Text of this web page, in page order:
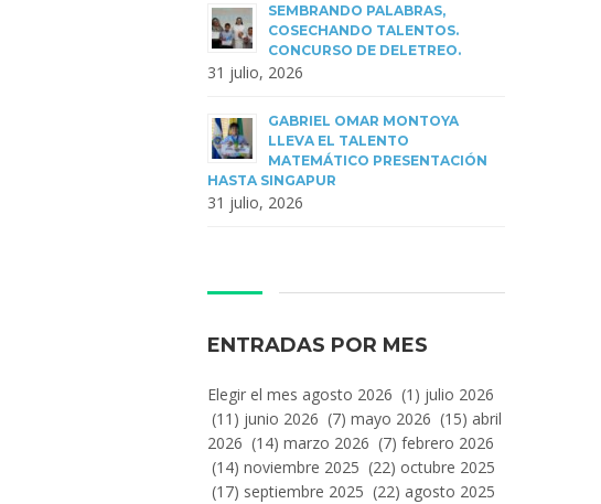
SEMBRANDO PALABRAS,
COSECHANDO TALENTOS.
CONCURSO DE DELETREO.
31 julio, 2026
GABRIEL OMAR MONTOYA
LLEVA EL TALENTO
MATEMÁTICO PRESENTACIÓN
HASTA SINGAPUR
31 julio, 2026
ENTRADAS POR MES
Entradas
Por
Mes
Elegir el mes agosto 2026 (1) julio 2026
(11) junio 2026 (7) mayo 2026 (15) abril
2026 (14) marzo 2026 (7) febrero 2026
(14) noviembre 2025 (22) octubre 2025
(17) septiembre 2025 (22) agosto 2025